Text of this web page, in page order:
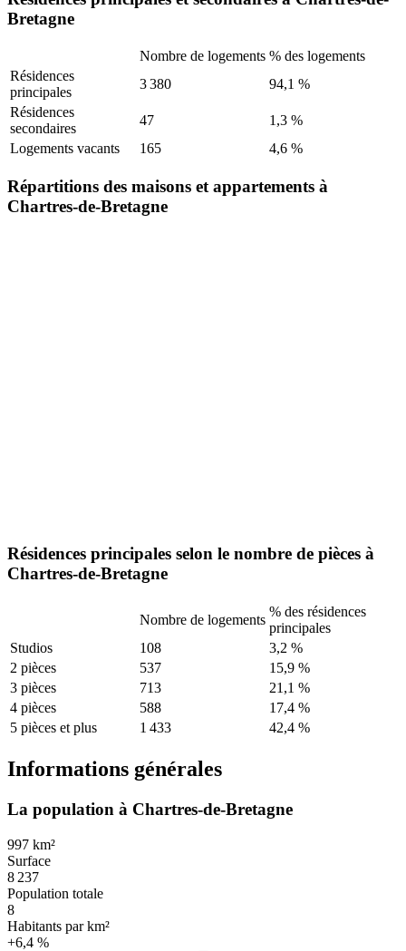
Bretagne
Nombre de logements % des logements
Résidences
principales
3 380
94,1 %
Résidences
secondaires
47
1,3 %
Logements vacants
165 4,6 %
Répartitions des maisons et appartements à
Chartres-de-Bretagne
Résidences principales selon le nombre de pièces à
Chartres-de-Bretagne
Nombre de logements
% des résidences
principales
Studios
108
3,2 %
2 pièces
537
15,9 %
3 pièces
713
21,1 %
4 pièces
588
17,4 %
5 pièces et plus
1 433 42,4 %
Informations générales
La population à Chartres-de-Bretagne
997 km²
Surface
8 237
Population totale
8
Habitants par km²
+6,4 %